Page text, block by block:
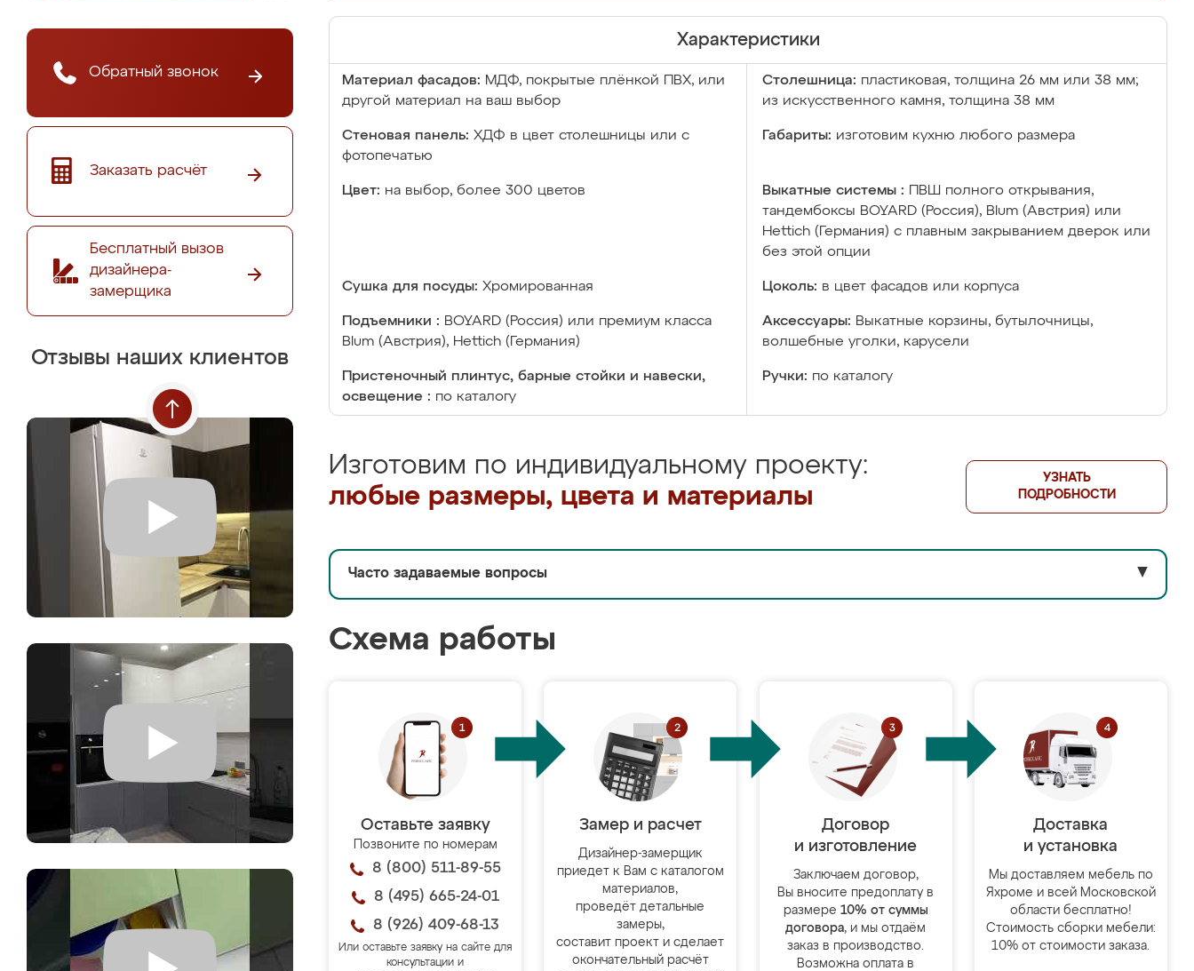
Обратный звонок
Заказать расчёт
Бесплатный вызов
дизайнера-
замерщика
Отзывы наших клиентов
Характеристики
Материал фасадов: МДФ, покрытые плёнкой ПВХ, или
другой материал на ваш выбор
Столешница: пластиковая, толщина 26 мм или 38 мм;
из искусственного камня, толщина 38 мм
Стеновая панель: ХДФ в цвет столешницы или с
фотопечатью
Габариты: изготовим кухню любого размера
Цвет: на выбор, более 300 цветов Выкатные системы :
ПВШ полного открывания,
тандембоксы BOYARD (Россия), Blum (Австрия) или
Hettich (Германия) с плавным закрыванием дверок или
без этой опции
Сушка для посуды: Хромированная Цоколь: в цвет фасадов или корпуса
Подъемники : BOYARD (Россия) или премиум класса
Blum (Австрия), Hettich (Германия)
Аксессуары: Выкатные корзины, бутылочницы,
волшебные уголки, карусели
Пристеночный плинтус, барные стойки и навески,
освещение : по каталогу
Ручки: по каталогу
Изготовим по индивидуальному проекту:
любые размеры, цвета и материалы
УЗНАТЬ
ПОДРОБНОСТИ
Часто задаваемые вопросы ▼
Схема работы
Оставьте заявку
Позвоните по номерам
8 (800) 511-89-55
8 (495) 665-24-01
8 (926) 409-68-13
Или оставьте заявку на сайте для
консультации и
Замер и расчет
Дизайнер-замерщик
приедет к Вам с каталогом
материалов,
проведёт детальные
замеры,
составит проект и сделает
окончательный расчёт
Договор
и изготовление
Заключаем договор,
Вы вносите предоплату в
размере 10% от суммы
договора, и мы отдаём
заказ в производство.
Возможна оплата в
Доставка
и установка
Мы доставляем мебель по
Яхроме и всей Московской
области бесплатно!
Стоимость сборки мебели:
10% от стоимости заказа.